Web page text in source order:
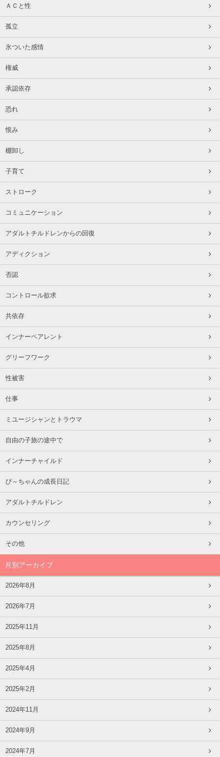
ＡＣと性
孤立
氷ついた感情
権威
承認依存
恐れ
恨み
棚卸し
子育て
ストローク
コミュニケーション
アダルトチルドレンからの回復
アディクション
否認
コントロール欲求
共依存
インナーペアレント
グリーフワーク
性被害
仕事
ミユージシャンとトラウマ
自由の子旅の途中で
インナーチャイルド
ぴ～ちゃんの成長日記
アダルトチルドレン
カウンセリング
その他
月別アーカイブ
2026年8月
2026年7月
2025年11月
2025年8月
2025年4月
2025年2月
2024年11月
2024年9月
2024年7月